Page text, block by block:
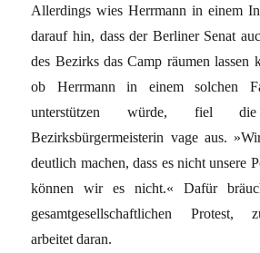
Allerdings wies Herrmann in einem
darauf hin, dass der Berliner Senat
des Bezirks das Camp räumen lassen
ob Herrmann in einem solchen
unterstützen würde, fiel
Bezirksbürgermeisterin vage aus.
deutlich machen, dass es nicht unsere
können wir es nicht.« Dafür
gesamtgesellschaftlichen Protest,
arbeitet daran.